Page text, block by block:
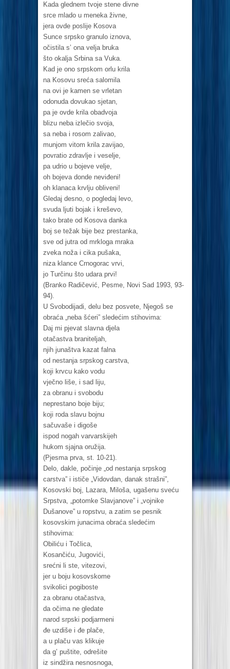
Kada glednem tvoje stene divne
srce mlado u meneka živne,
jera ovde poslije Kosova
Sunce srpsko granulo iznova,
očistila s’ ona velja bruka
što okalja Srbina sa Vuka.
Kad je ono srpskom orlu krila
na Kosovu sreća salomila
na ovi je kamen se vrletan
odonuda dovukao sjetan,
pa je ovde krila obadvoja
blizu neba izlečio svoja,
sa neba i rosom zalivao,
munjom vitom krila zavijao,
povratio zdravlje i veselje,
pa udrio u bojeve velje,
oh bojeva donde neviđeni!
oh klanaca krvlju obliveni!
Gledaj desno, o pogledaj levo,
svuda ljuti bojak i kreševo,
tako brate od Kosova danka
boj se težak bije bez prestanka,
sve od jutra od mrkloga mraka
zveka noža i cika pušaka,
niza klance Crnogorac vrvi,
jo Turčinu što udara prvi!
(Branko Radičević, Pesme, Novi Sad 1993, 93-
94).
U Svobodijadi, delu bez posvete, Njegoš se
obraća „neba šćeri” sledećim stihovima:
Daj mi pjevat slavna djela
otačastva braniteljah,
njih junaštva kazat falna
od nestanja srpskog carstva,
koji krvcu kako vodu
vječno liše, i sad liju,
za obranu i svobodu
neprestano boje biju;
koji roda slavu bojnu
sačuvaše i digoše
ispod nogah varvarskijeh
hukom sjajna oružija.
(Pjesma prva, st. 10-21).
Delo, dakle, počinje „od nestanja srpskog
carstva” i ističe „Vidovdan, danak strašni”,
Kosovski boj, Lazara, Miloša, ugašenu sveću
Srpstva, „potomke Slavjanove” i „vojnike
Dušanove” u ropstvu, a zatim se pesnik
kosovskim junacima obraća sledećim
stihovima:
Obiliću i Točlica,
Kosančiću, Jugovići,
srećni li ste, vitezovi,
jer u boju kosovskome
svikolici pogiboste
za obranu otačastva,
da očima ne gledate
narod srpski podjarmeni
đe uzdiše i đe plače,
a u plaču vas klikuje
da g’ puštite, odrešite
iz sindžira nesnosnoga,